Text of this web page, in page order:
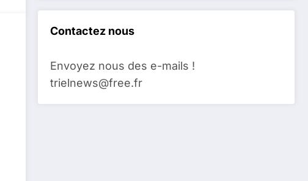
Contactez nous
Envoyez nous des e-mails !
trielnews@free.fr